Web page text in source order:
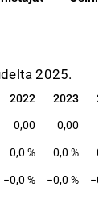
2025.
2022 2023
2022 2023
0,00 0,00
0,0 % 0,0 %
−0,0 % −0,0 %